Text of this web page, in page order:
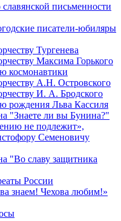
письменности
писатели-юбиляры
Тургенева
Максима Горького
космонавтики
А.Н. Островского
И. А. Бродского
рождения Льва Кассиля
"Знаете ли вы Бунина?"
не подлежит»,
Семеновичу
"Во славу защитника
России
знаем! Чехова любим!»